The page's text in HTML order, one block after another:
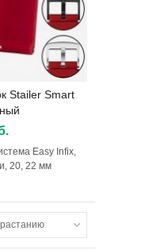
Stailer Smart
Easy Infix,
20, 22 мм